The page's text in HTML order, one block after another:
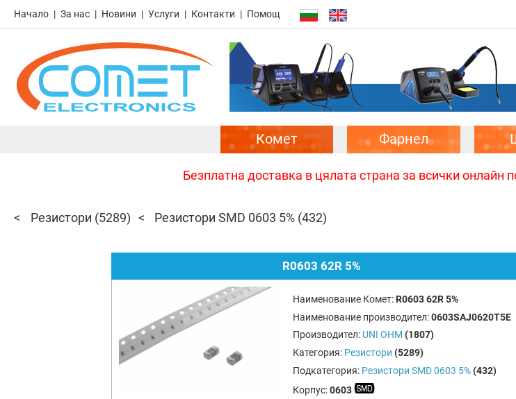
Начало За нас Новини Услуги Контакти Помощ
Комет Фарнел
Безплатна доставка в цялата страна за всички
Резистори (5289) Резистори SMD 0603 5% (432)
R0603 62R 5%
Наименование Комет: R0603 62R 5%
Наименование производител:0603SAJ0620T5E
Производител: UNI OHM (1807)
Категория: Резистори (5289)
Подкатегория: Резистори SMD 0603 5% (432)
Корпус:0603